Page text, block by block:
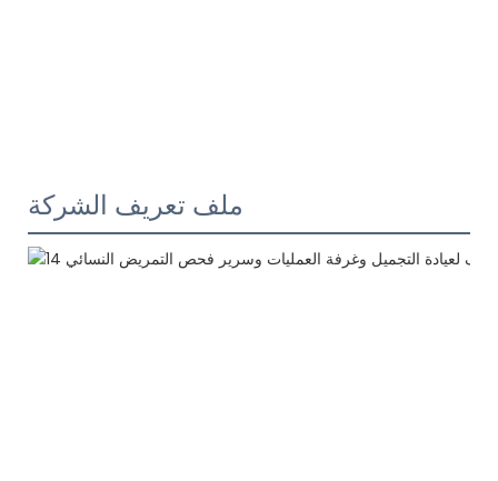
ملف تعريف الشركة